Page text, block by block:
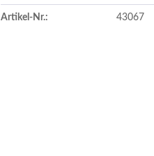
Artikel-Nr.: 43067